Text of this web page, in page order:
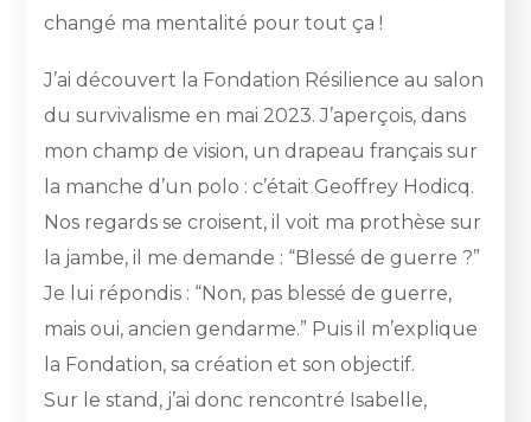
changé ma mentalité pour tout ça !
J’ai découvert la Fondation Résilience au salon
du survivalisme en mai 2023. J’aperçois, dans
mon champ de vision, un drapeau français sur
la manche d’un polo : c’était Geoffrey Hodicq.
Nos regards se croisent, il voit ma prothèse sur
la jambe, il me demande : “Blessé de guerre ?”
Je lui répondis : “Non, pas blessé de guerre,
mais oui, ancien gendarme.” Puis il m’explique
la Fondation, sa création et son objectif.
Sur le stand, j’ai donc rencontré Isabelle,